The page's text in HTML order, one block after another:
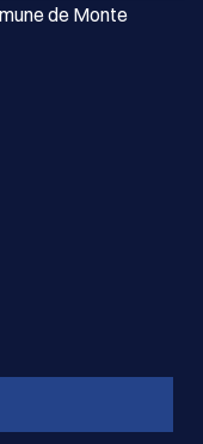
de Monte